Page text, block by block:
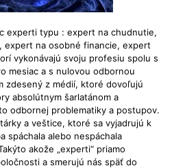
experti typu : expert na chudnutie,
expert na osobné financie, expert
vykonávajú svoju profesiu spolu s
mesiac a s nulovou odbornou
zdesený z médií, ktoré dovoľujú
absolútnym šarlatánom a
odbornej problematiky a postupov.
a veštice, ktoré sa vyjadrujú k
spáchala alebo nespáchala
akože „experti“ priamo
a smerujú nás späť do